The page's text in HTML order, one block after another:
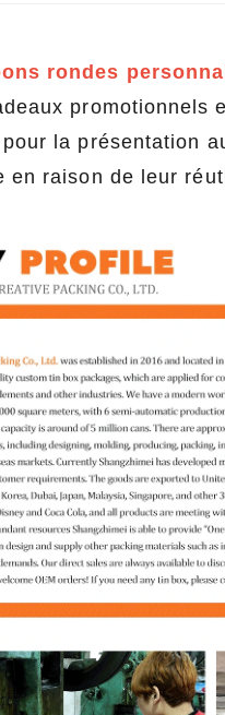
rondes
promotionnels
la présentation
raison de leur